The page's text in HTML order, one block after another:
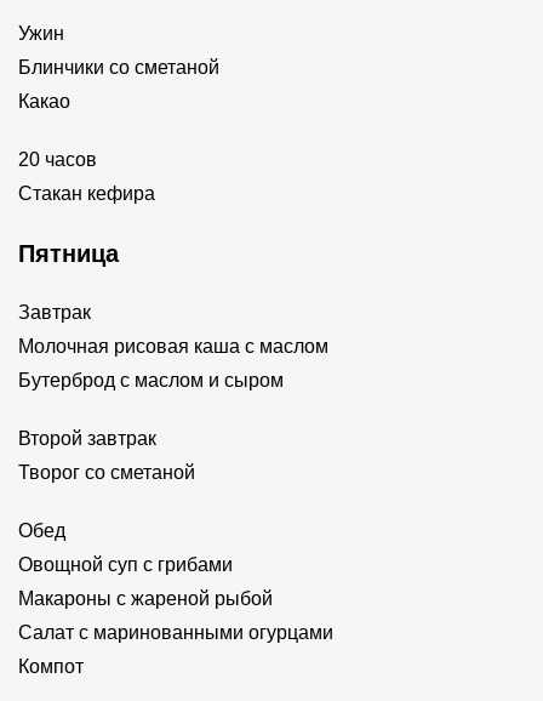
Ужин
Блинчики со сметаной
Какао
20 часов
Стакан кефира
Пятница
Завтрак
Молочная рисовая каша с маслом
Бутерброд с маслом и сыром
Второй завтрак
Творог со сметаной
Обед
Овощной суп с грибами
Макароны с жареной рыбой
Салат с маринованными огурцами
Компот